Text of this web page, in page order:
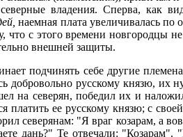
владения. Сперва, как
наемная плата увеличивалась по
что с этого времени новгородцы
внешней защиты.
подчинять себе другие
русскому князю, их
северян, победил их и
платить ее русскому князю; с
северянам: "Я враг козарам, а
дань?" Те отвечали: